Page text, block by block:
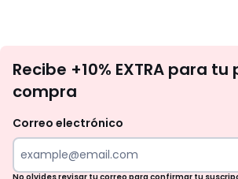
te
tu
Recibe +10% EXTRA para
compra
Correo electrónico